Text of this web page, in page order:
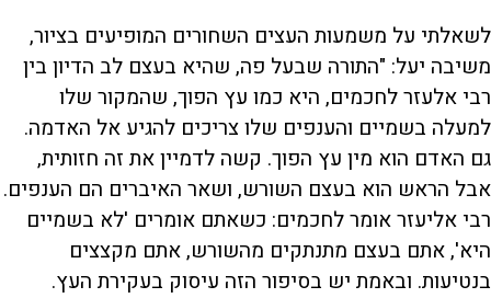
לשאלתי על משמעות העצים השחורים המופיעים בציור,
משיבה יעל: "התורה שבעל פה, שהיא בעצם לב הדיון בין
רבי אלעזר לחכמים, היא כמו עץ הפוך, שהמקור שלו
למעלה בשמיים והענפים שלו צריכים להגיע אל האדמה.
גם האדם הוא מין עץ הפוך. קשה לדמיין את זה חזותית,
אבל הראש הוא בעצם השורש, ושאר האיברים הם הענפים.
רבי אליעזר אומר לחכמים: כשאתם אומרים 'לא בשמיים
היא', אתם בעצם מתנתקים מהשורש, אתם מקצצים
בנטיעות. ובאמת יש בסיפור הזה עיסוק בעקירת העץ.